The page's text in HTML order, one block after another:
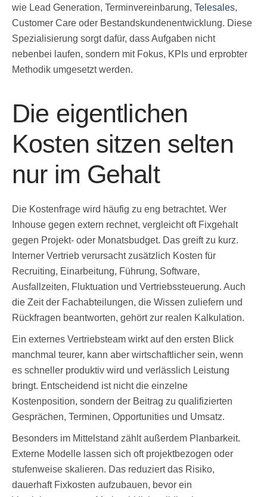
wie Lead Generation, Terminvereinbarung, Telesales,
Customer Care oder Bestandskundenentwicklung. Diese
Spezialisierung sorgt dafür, dass Aufgaben nicht
nebenbei laufen, sondern mit Fokus, KPIs und erprobter
Methodik umgesetzt werden.
Die eigentlichen
Kosten sitzen selten
nur im Gehalt
Die Kostenfrage wird häufig zu eng betrachtet. Wer
Inhouse gegen extern rechnet, vergleicht oft Fixgehalt
gegen Projekt- oder Monatsbudget. Das greift zu kurz.
Interner Vertrieb verursacht zusätzlich Kosten für
Recruiting, Einarbeitung, Führung, Software,
Ausfallzeiten, Fluktuation und Vertriebssteuerung. Auch
die Zeit der Fachabteilungen, die Wissen zuliefern und
Rückfragen beantworten, gehört zur realen Kalkulation.
Ein externes Vertriebsteam wirkt auf den ersten Blick
manchmal teurer, kann aber wirtschaftlicher sein, wenn
es schneller produktiv wird und verlässlich Leistung
bringt. Entscheidend ist nicht die einzelne
Kostenposition, sondern der Beitrag zu qualifizierten
Gesprächen, Terminen, Opportunities und Umsatz.
Besonders im Mittelstand zählt außerdem Planbarkeit.
Externe Modelle lassen sich oft projektbezogen oder
stufenweise skalieren. Das reduziert das Risiko,
dauerhaft Fixkosten aufzubauen, bevor ein